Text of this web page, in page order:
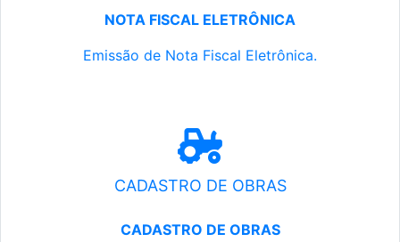
NOTA FISCAL ELETRÔNICA
Emissão de Nota Fiscal Eletrônica.
CADASTRO DE OBRAS
CADASTRO DE OBRAS